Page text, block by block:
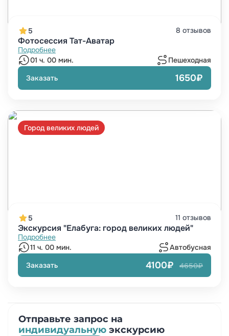
Отправьте запрос на
индивидуальную экскурсию
5 8 отзывов
Фотосессия Тат-Аватар
Подробнее
01 ч. 00 мин.
Пешеходная
Заказать
1650₽
Город великих людей
5 11 отзывов
Экскурсия "Елабуга: город великих людей"
Подробнее
11 ч. 00 мин.
Автобусная
Заказать
4100₽ 4650₽